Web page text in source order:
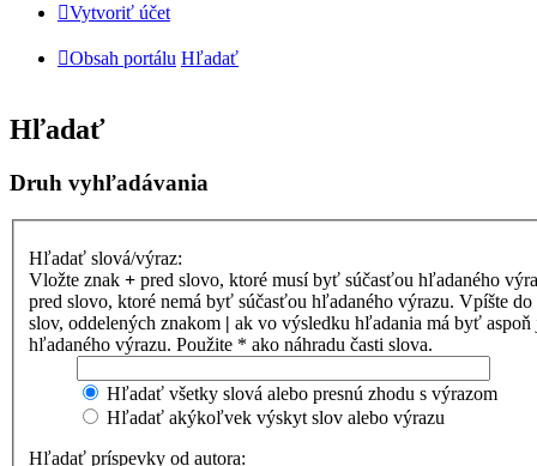
Vytvoriť účet
Obsah portálu Hľadať
Hľadať
Druh vyhľadávania
Hľadať slová/výraz:
Vložte znak + pred slovo, ktoré musí byť súčasťou hľadaného
pred slovo, ktoré nemá byť súčasťou hľadaného výrazu. Vpíšte
slov, oddelených znakom | ak vo výsledku hľadania má byť aspoň
hľadaného výrazu. Použite * ako náhradu časti slova.
Hľadať všetky slová alebo presnú zhodu s výrazom
Hľadať akýkoľvek výskyt slov alebo výrazu
Hľadať príspevky od autora: